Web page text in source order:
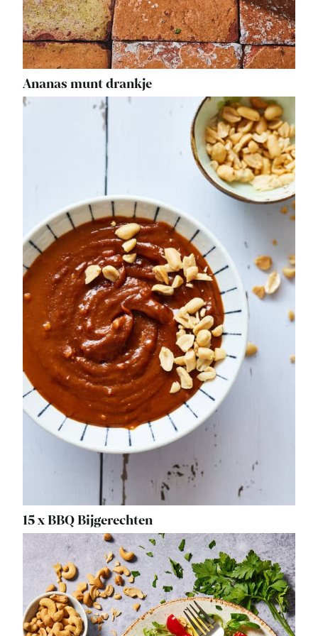
Ananas munt drankje
15 x BBQ Bijgerechten